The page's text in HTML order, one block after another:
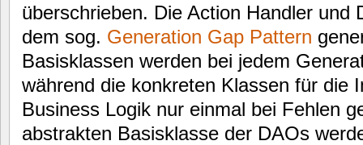
überschrieben. Die Action Handler und
dem sog. Generation Gap Pattern
Basisklassen werden bei jedem
während die konkreten Klassen für die
Business Logik nur einmal bei Fehlen
abstrakten Basisklasse der DAOs